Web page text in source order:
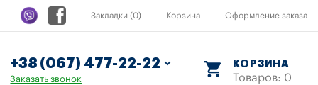
Закладки (0) Корзина Оформление заказа
Заказать звонок
КОРЗИНА
Товаров: 0